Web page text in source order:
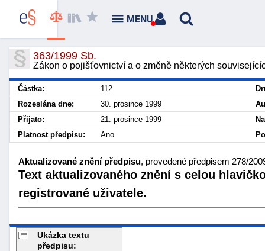
363/1999 Sb.
Zákon o pojišťovnictví a o změně některých
Částka: 112
Rozeslána dne:
30. prosince 1999
Přijato:
21. prosince 1999
Platnost předpisu:
Ano
Aktualizované znění předpisu, provedené předpisem 278/
Text aktualizovaného znění s celou
registrované uživatele.
Ukázka textu
předpisu:
MENU